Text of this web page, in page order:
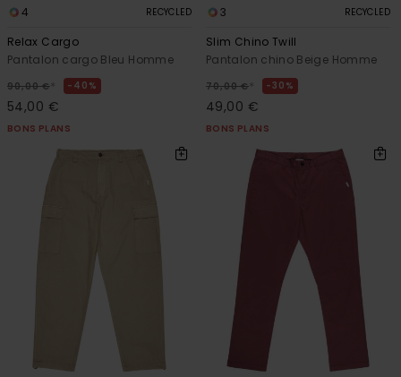
4 RECYCLED
Relax Cargo
Pantalon cargo Bleu Homme
90,00 € 40%
54,00 €
BONS PLANS
3 RECYCLED
Slim Chino Twill
Pantalon chino Beige Homme
70,00 € 30%
49,00 €
BONS PLANS